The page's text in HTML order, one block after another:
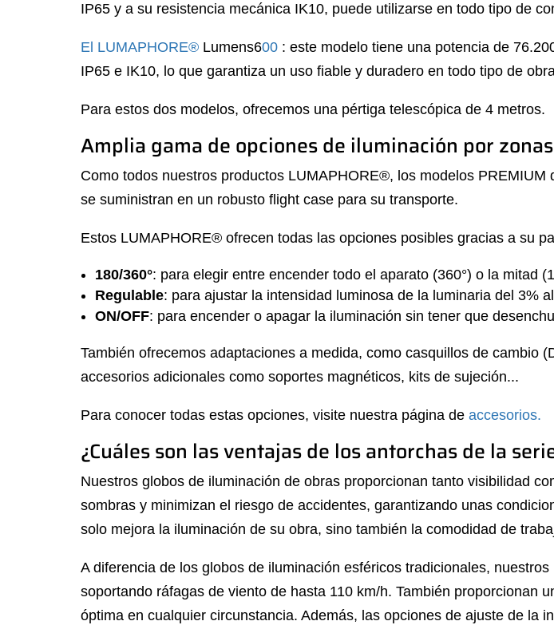
IP65 y a su resistencia mecánica IK10, puede utilizarse en todo tipo de
El LUMAPHORE® Lumens600 : este modelo tiene una potencia de
IP65 e IK10, lo que garantiza un uso fiable y duradero en todo tipo de
Para estos dos modelos, ofrecemos una pértiga telescópica de 4 metros.
Amplia gama de opciones de iluminación por zonas
Como todos nuestros productos LUMAPHORE®, los modelos
se suministran en un robusto flight case para su transporte.
Estos LUMAPHORE® ofrecen todas las opciones posibles gracias a su
180/360°: para elegir entre encender todo el aparato (360°) o la mitad
Regulable: para ajustar la intensidad luminosa de la luminaria del 3%
ON/OFF: para encender o apagar la iluminación sin tener que
También ofrecemos adaptaciones a medida, como casquillos de cambio
accesorios adicionales como soportes magnéticos, kits de sujeción...
Para conocer todas estas opciones, visite nuestra página de accesorios.
¿Cuáles son las ventajas de los antorchas de la
Nuestros globos de iluminación de obras proporcionan tanto visibilidad
sombras y minimizan el riesgo de accidentes, garantizando unas
solo mejora la iluminación de su obra, sino también la comodidad de
A diferencia de los globos de iluminación esféricos tradicionales,
soportando ráfagas de viento de hasta 110 km/h. También proporcionan
óptima en cualquier circunstancia. Además, las opciones de ajuste de la